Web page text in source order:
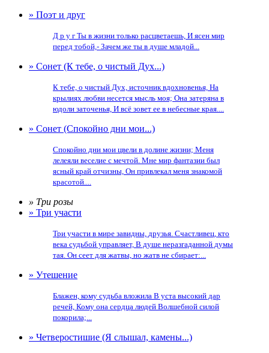
» Поэт и друг
Д р у г Ты в жизни только расцветаешь, И ясен мир
перед тобой,- Зачем же ты в душе младой...
» Сонет (К тебе, о чистый Дух...)
К тебе, о чистый Дух, источник вдохновенья, На
крылиях любви несется мысль моя; Она затеряна в
юдоли заточенья, И всё зовет ее в небесные края....
» Сонет (Спокойно дни мои...)
Спокойно дни мои цвели в долине жизни; Меня
лелеяли веселие с мечтой. Мне мир фантазии был
ясный край отчизны, Он привлекал меня знакомой
красотой....
» Три розы
» Три участи
Три участи в мире завидны, друзья. Счастливец, кто
века судьбой управляет, В душе неразгаданной думы
тая. Он сеет для жатвы, но жатв не сбирает:...
» Утешение
Блажен, кому судьба вложила В уста высокий дар
речей, Кому она сердца людей Волшебной силой
покорила;...
» Четверостишие (Я слышал, камены...)